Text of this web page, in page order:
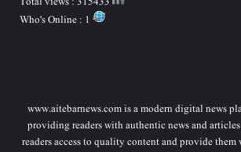
www.aitebarnews.com is a modern digital news
providing readers with authentic news and
readers access to quality content and provide